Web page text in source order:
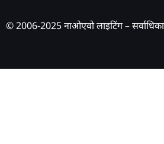
© 2006-2025 नाओएवो लाइटिंग –